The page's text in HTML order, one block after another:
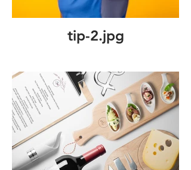
tip-2.jpg